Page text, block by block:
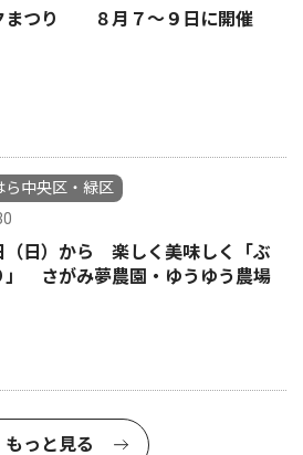
まつり ８月７〜９日に開催
ら中央区・緑区
（日）から 楽しく美味しく「ぶ
」 さがみ夢農園・ゆうゆう農場
もっと見る